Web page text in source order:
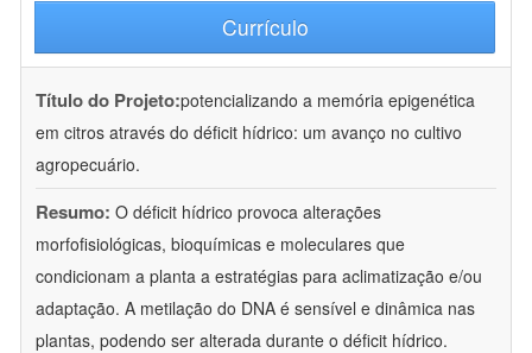
Currículo
Título do Projeto:potencializando a memória epigenética
em citros através do déficit hídrico: um avanço no cultivo
agropecuário.
Resumo: O déficit hídrico provoca alterações
morfofisiológicas, bioquímicas e moleculares que
condicionam a planta a estratégias para aclimatização e/ou
adaptação. A metilação do DNA é sensível e dinâmica nas
plantas, podendo ser alterada durante o déficit hídrico.